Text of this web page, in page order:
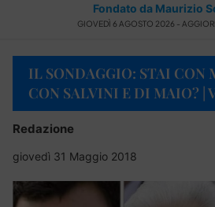
Fondato da Maurizio
GIOVEDÌ 6 AGOSTO 2026 -
IL SONDAGGIO: STAI CON
CON SALVINI E DI MAIO? |
Redazione
giovedì 31 Maggio 2018